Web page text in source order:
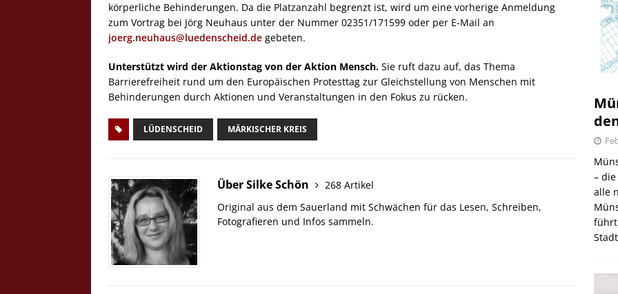
körperliche Behinderungen. Da die Platzanzahl begrenzt ist, wird um eine vorherige Anmeldung
zum Vortrag bei Jörg Neuhaus unter der Nummer 02351/171599 oder per E-Mail an
joerg.neuhaus@luedenscheid.de gebeten.
Unterstützt wird der Aktionstag von der Aktion Mensch. Sie ruft dazu auf, das Thema
Barrierefreiheit rund um den Europäischen Protesttag zur Gleichstellung von Menschen mit
Behinderungen durch Aktionen und Veranstaltungen in den Fokus zu rücken.
LÜDENSCHEID MÄRKISCHER KREIS
Über Silke Schön
268 Artikel
Original aus dem Sauerland mit Schwächen für das Lesen, Schreiben,
Fotografieren und Infos sammeln.
–
alle
führt